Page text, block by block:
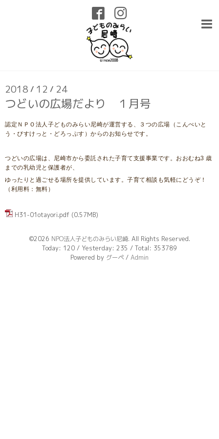
インフォメーション
2018 / 12 / 24
つどいの広場だより １月号
認定ＮＰＯ法人子どものみらい尼崎が運営する、３つの広場（こんぺいと
う・びすけっと・どろっぷす）からのお知らせです。
つどいの広場は、尼崎市から委託された子育て支援事業です。おおむね3 歳
までの乳幼児と保護者が、
ゆったりと過ごせる場所を提供しています。子育て相談も気軽にどうぞ！
（利用料：無料）
H31-01otayori.pdf (0.57MB)
©2026 NPO法人子どものみらい尼崎. All Rights Reserved.
Today: 120 / Yesterday: 235 / Total: 353789
Powered by グーペ / Admin